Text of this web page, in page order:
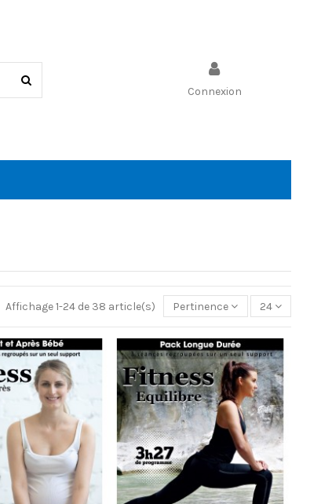
Connexion
Affichage 1-24 de 38 article(s) Pertinence 24